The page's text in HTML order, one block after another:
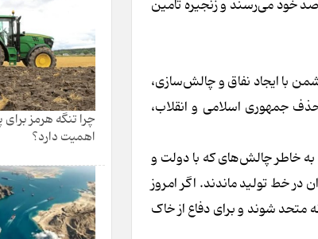
خود می‌رسند و زنجیره تأمین
با ایجاد نفاق و چالش‌سازی،
جمهوری اسلامی و انقلاب،
به خاطر چالش‌های که با دولت و
در خط تولید ماندند. اگر امروز
متحد شوند و برای دفاع از خاک
چرا تنگه هرمز
اهمیت دارد؟